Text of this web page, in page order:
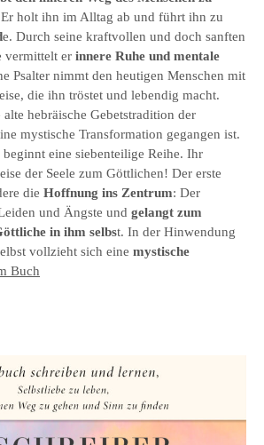
holt ihn im Alltag ab und führt ihn zu
e. Durch seine kraftvollen und doch sanften
vermittelt er innere Ruhe und mentale
Psalter nimmt den heutigen Menschen mit
die ihn tröstet und lebendig macht.
hebräische Gebetstradition der
mystische Transformation gegangen ist.
eine siebenteilige Reihe. Ihr
der Seele zum Göttlichen! Der erste
die Hoffnung ins Zentrum: Der
und Ängste und gelangt zum
in ihm selbst. In der Hinwendung
vollzieht sich eine mystische
Buch